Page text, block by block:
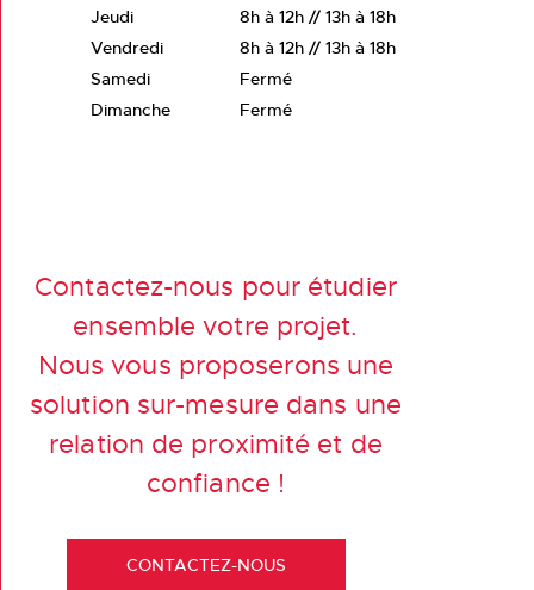
Jeudi
8h à 12h // 13h à 18h
Vendredi
8h à 12h // 13h à 18h
Samedi
Fermé
Dimanche
Fermé
Contactez-nous pour étudier
ensemble votre projet.
Nous vous proposerons une
solution sur-mesure dans une
relation de proximité et de
confiance !
CONTACTEZ-NOUS